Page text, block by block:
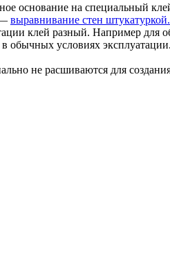
основание на специальный
— выравнивание стен штукатуркой.
клей разный. Например
обычных условиях
не расшиваются для